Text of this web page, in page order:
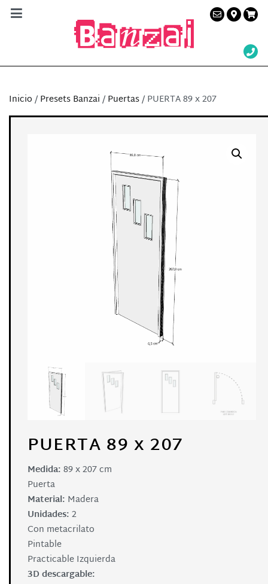
Banzai Studio
Alquiler de plató en Barcelona – Servicios a la
Inicio/Presets Banzai/Puertas/ PUERTA 89 x 207
PUERTA 89 x 207
Medida:89 x 207 cm
Puerta
Material: Madera
Unidades:2
Con metacrilato
Pintable
Practicable Izquierda
3D descargable: